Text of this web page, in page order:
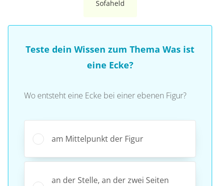
Sofaheld
Teste dein Wissen zum Thema Was ist
eine Ecke?
Wo entsteht eine Ecke bei einer ebenen Figur?
am Mittelpunkt der Figur
an der Stelle, an der zwei Seiten